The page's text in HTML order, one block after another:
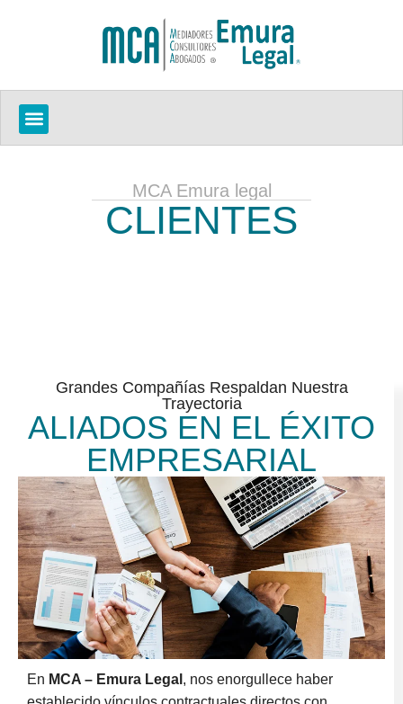
MCA Emura legal
CLIENTES
Grandes Compañías Respaldan Nuestra
Trayectoria
ALIADOS EN EL ÉXITO
EMPRESARIAL
En MCA – Emura Legal , nos enorgullece haber